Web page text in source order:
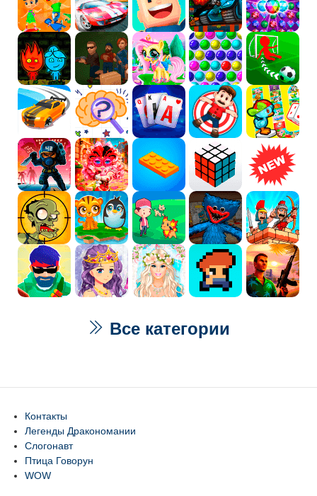
Все категории
Контакты
Легенды Дракономании
Слогонавт
Птица Говорун
WOW